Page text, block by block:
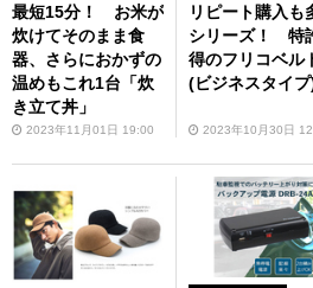
最短15分！ お米が
炊けてそのまま食
器、さらにおかずの
温めもこれ1台「炊
き立て丼」
2023年11月01日 19:00
リピート購入も
シリーズ！ 特
得のフリコベル
(ビジネスタイプ
2023年10月30日